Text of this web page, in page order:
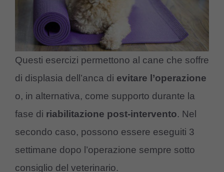
Questi esercizi permettono al cane che soffre
di displasia dell’anca di evitare l’operazione
o, in alternativa, come supporto durante la
fase di riabilitazione post-intervento. Nel
secondo caso, possono essere eseguiti 3
settimane dopo l’operazione sempre sotto
consiglio del veterinario.